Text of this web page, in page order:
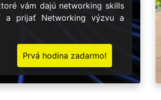
vám dajú networking skills
a prijať Networking výzvu a
Prvá hodina zadarmo!